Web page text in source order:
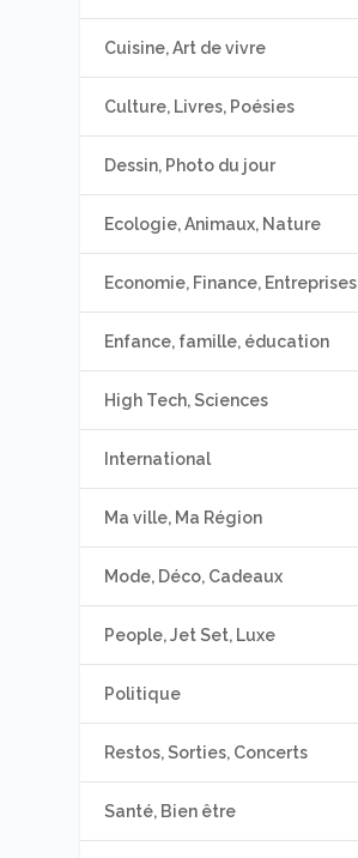
Cuisine, Art de vivre
Culture, Livres, Poésies
Dessin, Photo du jour
Ecologie, Animaux, Nature
Economie, Finance, Entreprises
Enfance, famille, éducation
High Tech, Sciences
International
Ma ville, Ma Région
Mode, Déco, Cadeaux
People, Jet Set, Luxe
Politique
Restos, Sorties, Concerts
Santé, Bien être